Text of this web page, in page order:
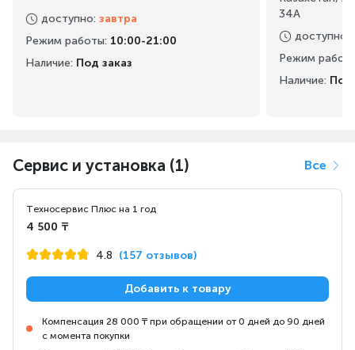
Получите полный контроль над своим звуком с
профессионалов киберспорта дают вам преимущество
в лучших играх.
доступно: завтра
Режим работы: 10:00-21:00
Наличие: Под заказ
34А
доступно
Режим
Наличие: Под
Сервис и установка (1) Все
Техносервис Плюс на 1 год
4 500 ₸
4.8 (157 отзывов)
Добавить к товару
Компенсация 28 000 ₸ при обращении от 0 дней до 90 дней
с момента покупки